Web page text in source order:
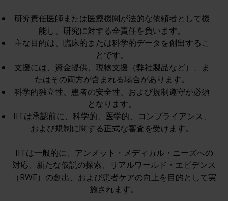
研究責任医師または医療機関が法的な依頼者として機
能し、研究に対する全責任を負います。
主な目的は、臨床的または科学的データを創出するこ
とです。
支援には、資金提供、現物支援（弊社製品など）、ま
たはその両方が含まれる場合があります。
科学的独立性、患者の安全性、および規制遵守が必須
となります。
IITは承認前に、科学的、医学的、コンプライアンス、
および規制に関する正式な審査を受けます。
IITは一般的に、アンメット・メディカル・ニーズへの
対応、新たな仮説の探索、リアルワールド・エビデンス
（RWE）の創出、および患者ケアの向上を目的として実
施されます。